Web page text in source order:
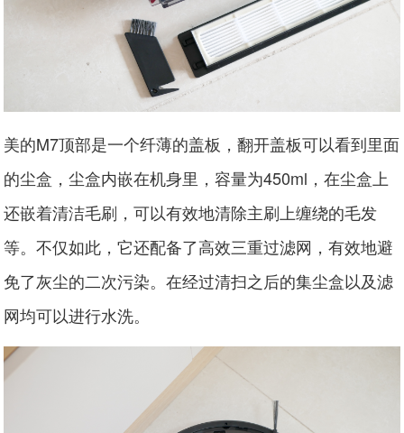
美的M7顶部是一个纤薄的盖板，翻开盖板可以看到里面
的尘盒，尘盒内嵌在机身里，容量为450ml，在尘盒上
还嵌着清洁毛刷，可以有效地清除主刷上缠绕的毛发
等。不仅如此，它还配备了高效三重过滤网，有效地避
免了灰尘的二次污染。在经过清扫之后的集尘盒以及滤
网均可以进行水洗。